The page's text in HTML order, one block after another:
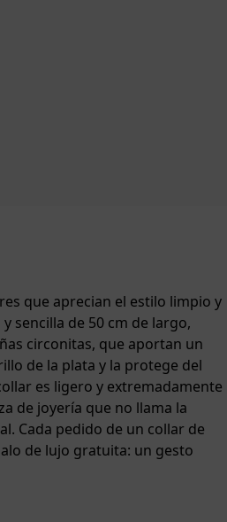
que aprecian el estilo limpio y
sencilla de 50 cm de largo,
circonitas, que aportan un
de la plata y la protege del
es ligero y extremadamente
de joyería que no llama la
Cada pedido de un collar de
de lujo gratuita: un gesto